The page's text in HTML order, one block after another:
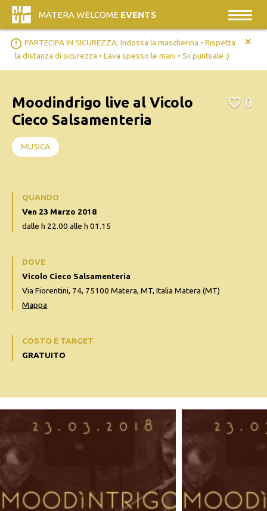
MATERA WELCOME EVENTS
error_outline PARTECIPA IN SICUREZZA: Indossa la mascherina • Rispetta
la distanza di sicurezza • Lava spesso le mani • Sii puntuale ;)
+
Moodindrigo live al Vicolo
Cieco Salsamenteria
0
MUSICA
QUANDO
Ven 23 Marzo 2018
dalle h 22.00 alle h 01.15
DOVE
Vicolo Cieco Salsamenteria
Via Fiorentini, 74, 75100 Matera, MT, Italia Matera (MT)
Mappa
COSTO E TARGET
GRATUITO